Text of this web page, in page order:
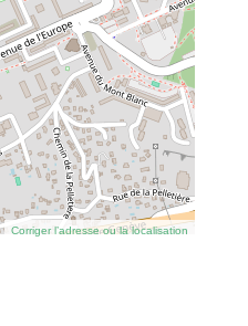
Corriger l’adresse ou la localisation